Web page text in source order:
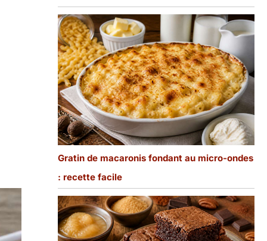
Gratin de macaronis fondant au micro-ondes
: recette facile